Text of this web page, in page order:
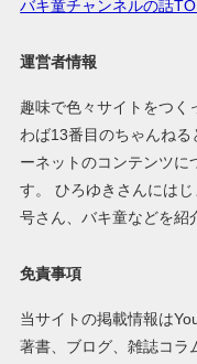
バキ童チャンネルの話
運営者情報
趣味で色々サイトをつく
わば13番目のちゃんね
ーネットのコンテンツに
す。 ひろゆきさんには
号さん、バキ童などを紹
免責事項
当サイトの掲載情報は
著書、ブログ、雑誌コラ